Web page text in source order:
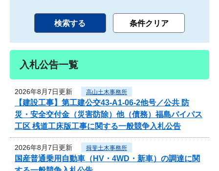
入札公告一覧
2026年8月7日更新 高山土木事務所
【建設工事】第工建公交43-A1-06-2他号／公共 防
災・安全交付金（災害防除）他（債務）福島バイパス
工区 桟道工床版工事に関する一般競争入札公告
2026年8月7日更新 揖斐土木事務所
国産普通乗用自動車（HV・4WD・新車）の調達に関